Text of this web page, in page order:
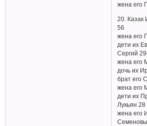
жена его
20. Казак
56
жена его
дети их
Сергий 29
жена его
дочь их
брат его
жена его
дети их
Лукьян 28
жена его